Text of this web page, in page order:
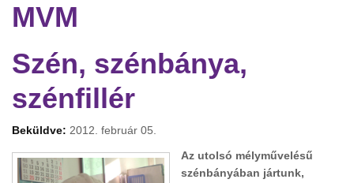
MVM
Szén, szénbánya,
szénfillér
Beküldve: 2012. február 05.
Az utolsó mélyművelésű
szénbányában jártunk,